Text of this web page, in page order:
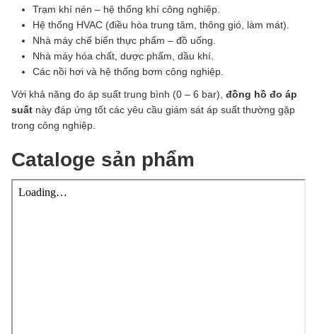
Trạm khí nén – hệ thống khí công nghiệp.
Hệ thống HVAC (điều hòa trung tâm, thông gió, làm mát).
Nhà máy chế biến thực phẩm – đồ uống.
Nhà máy hóa chất, dược phẩm, dầu khí.
Các nồi hơi và hệ thống bơm công nghiệp.
Với khả năng đo áp suất trung bình (0 – 6 bar), đồng hồ đo áp
suất này đáp ứng tốt các yêu cầu giám sát áp suất thường gặp
trong công nghiệp.
Cataloge sản phẩm